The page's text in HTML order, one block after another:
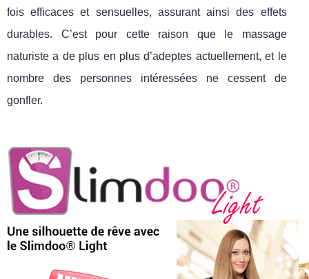
fois efficaces et sensuelles, assurant ainsi des effets
durables. C’est pour cette raison que le massage
naturiste a de plus en plus d’adeptes actuellement, et le
nombre des personnes intéressées ne cessent de
gonfler.